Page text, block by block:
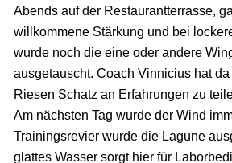
Abends auf der Restaurantterrasse,
willkommene Stärkung und bei
wurde noch die eine oder andere
ausgetauscht. Coach Vinnicius hat
Riesen Schatz an Erfahrungen zu
Am nächsten Tag wurde der Wind
Trainingsrevier wurde die Lagune
glattes Wasser sorgt hier für